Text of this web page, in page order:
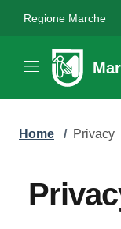
Regione Marche
Home / Privacy